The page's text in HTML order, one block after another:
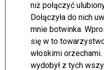
niż połączyć
Dołączyła do nich
mnie botwinka.
się w to
włoskimi
wydobył z tych